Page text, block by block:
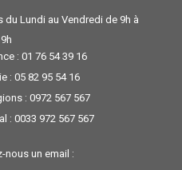
Lundi au Vendredi de 9h à
: 01 76 54 39 16
: 05 82 95 54 16
: 0972 567 567
: 0033 972 567 567
nous un email :